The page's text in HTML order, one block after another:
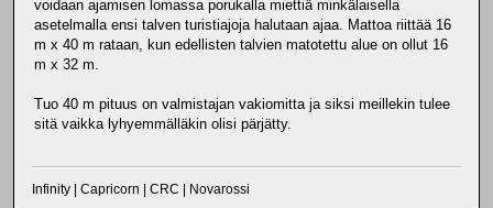
voidaan ajamisen lomassa porukalla miettiä minkälaisella
asetelmalla ensi talven turistiajoja halutaan ajaa. Mattoa riittää 16
m x 40 m rataan, kun edellisten talvien matotettu alue on ollut 16
m x 32 m.
Tuo 40 m pituus on valmistajan vakiomitta ja siksi meillekin tulee
sitä vaikka lyhyemmälläkin olisi pärjätty.
Infinity | Capricorn | CRC | Novarossi